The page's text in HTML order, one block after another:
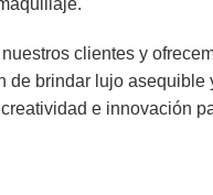
clientes y
de brindar lujo asequible
e innovación